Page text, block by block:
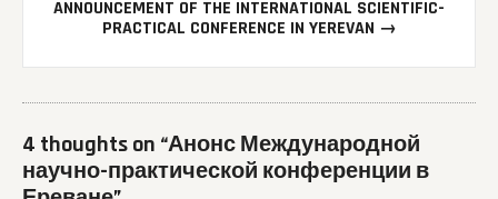
ANNOUNCEMENT OF THE INTERNATIONAL SCIENTIFIC-
PRACTICAL CONFERENCE IN YEREVAN →
4 thoughts on “Анонс Международной
научно-практической конференции в